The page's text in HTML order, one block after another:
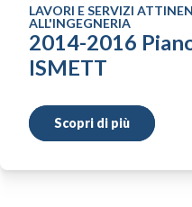
LAVORI E SERVIZI
ALL'INGEGNERIA
2014-2016
ISMETT
Scopri di più